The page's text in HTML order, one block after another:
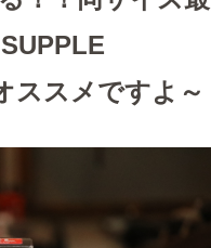
ススメですよ～